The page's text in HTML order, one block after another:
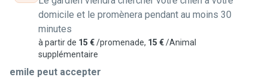
domicile et le promènera pendant au moins 30
minutes
à partir de 15 €/promenade, 15 €/Animal
supplémentaire
emile peut accepter